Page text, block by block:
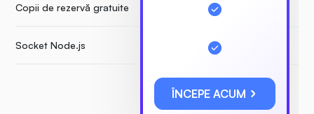
Copii de rezervă gratuite
Socket Node.js
ÎNCEPE ACUM